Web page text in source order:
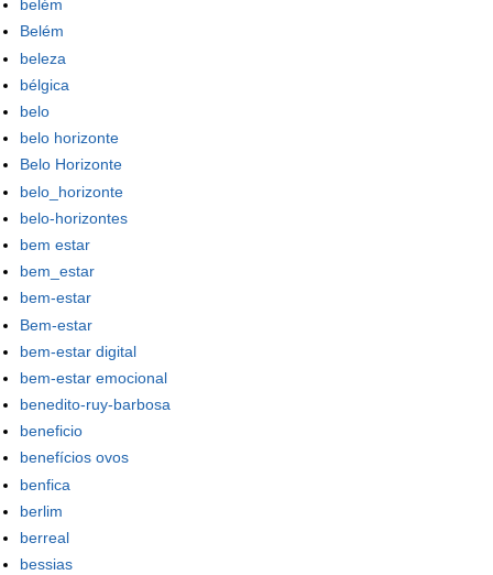
belém
Belém
beleza
bélgica
belo
belo horizonte
Belo Horizonte
belo_horizonte
belo-horizontes
bem estar
bem_estar
bem-estar
Bem-estar
bem-estar digital
bem-estar emocional
benedito-ruy-barbosa
beneficio
benefícios ovos
benfica
berlim
berreal
bessias